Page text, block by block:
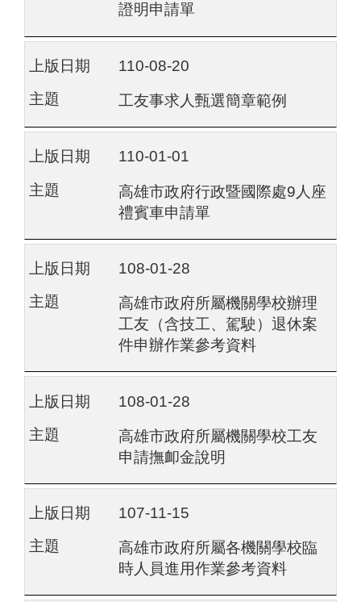
證明申請單
110-08-20
工友事求人甄選簡章範例
110-01-01
高雄市政府行政暨國際處9人座
禮賓車申請單
108-01-28
高雄市政府所屬機關學校辦理
工友（含技工、駕駛）退休案
件申辦作業參考資料
108-01-28
高雄市政府所屬機關學校工友
申請撫卹金說明
107-11-15
高雄市政府所屬各機關學校臨
時人員進用作業參考資料